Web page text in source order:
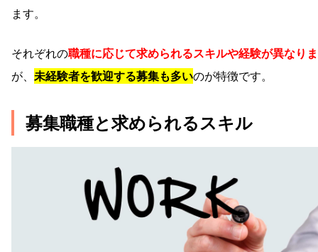
ます。
それぞれの職種に応じて求められるスキルや経験が異なり
が、 未経験者を歓迎する募集も多いのが特徴です。
募集職種と求められるスキル